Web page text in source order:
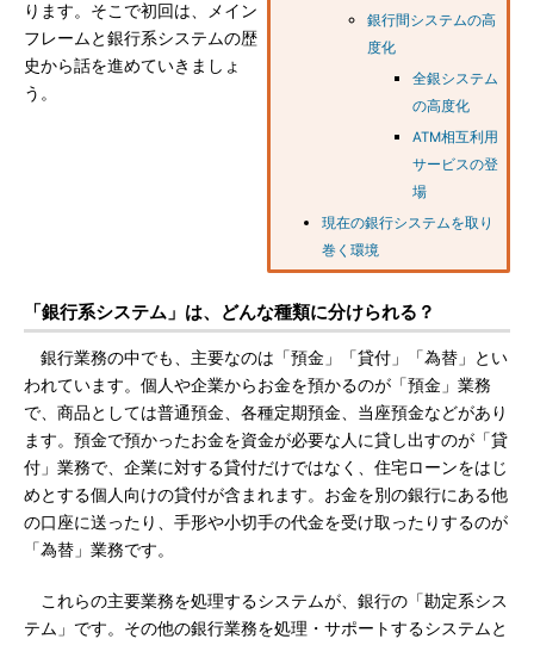
銀行間システムの高
度化
全銀システム
の高度化
ATM相互利用
サービスの登
場
現在の銀行システムを取り
巻く環境
ります。そこで初回は、メイン
フレームと銀行系システムの歴
史から話を進めていきましょ
う。
「銀行系システム」は、どんな種類に分けられる？
銀行業務の中でも、主要なのは「預金」「貸付」「為替」とい
われています。個人や企業からお金を預かるのが「預金」業務
で、商品としては普通預金、各種定期預金、当座預金などがあり
ます。預金で預かったお金を資金が必要な人に貸し出すのが「貸
付」業務で、企業に対する貸付だけではなく、住宅ローンをはじ
めとする個人向けの貸付が含まれます。お金を別の銀行にある他
の口座に送ったり、手形や小切手の代金を受け取ったりするのが
「為替」業務です。
これらの主要業務を処理するシステムが、銀行の「勘定系シス
テム」です。その他の銀行業務を処理・サポートするシステムと